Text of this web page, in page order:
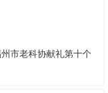
市老科协献礼第十个